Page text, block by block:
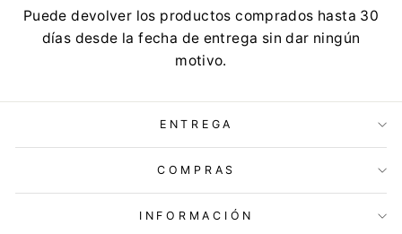
Puede devolver los productos comprados hasta 30
días desde la fecha de entrega sin dar ningún
motivo.
ENTREGA
COMPRAS
INFORMACIÓN